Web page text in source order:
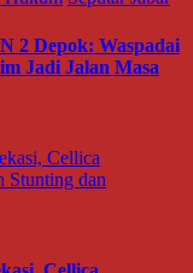
2 Depok: Waspadai
Jadi Jalan Masa